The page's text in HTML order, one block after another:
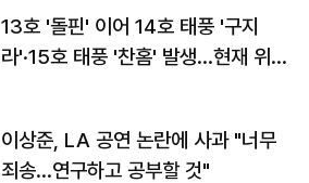
13호 '돌핀' 이어 14호 태풍 '구지
라'·15호 태풍 '찬홈' 발생…현재 위
이상준, LA 공연 논란에 사과 "너무
죄송…연구하고 공부할 것"